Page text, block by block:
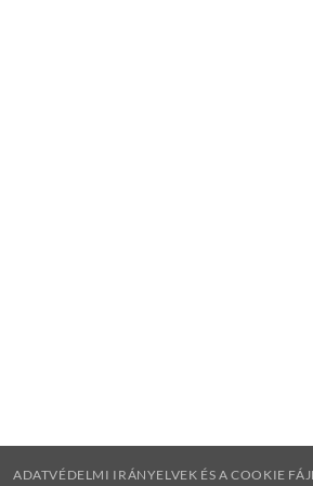
ADATVÉDELMI IRÁNYELVEK ÉS A COOKIE